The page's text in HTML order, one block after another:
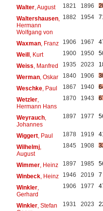
Walter, August 1821 1896
Waltershausen,
Hermann
Wolfgang von
1882 1954
Waxman, Franz 1906 1967
Weill, Kurt 1900 1950
Weiss , Manfred 1935 2023
Werman, Oskar 1840 1906
Weschke, Paul 1867 1940
Wetzler,
Hermann Hans
1870 1943
Weyrauch,
Johannes
1897 1977
Wiggert, Paul 1878 1919
Wilhelmj,
August
1845 1908
Wimmer, Heinz 1897 1985
Winbeck, Heinz 1946 2019
7
Winkler,
Gerhard
1906 1977
Winkler, Stefan
1931 2023